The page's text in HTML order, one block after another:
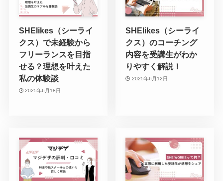
SHElikes（シーライ
クス）で未経験から
フリーランスを目指
せる？理想を叶えた
私の体験談
2025年6月18日
SHElikes（シーライ
クス）のコーチング
内容を受講生がわか
りやすく解説！
2025年6月12日